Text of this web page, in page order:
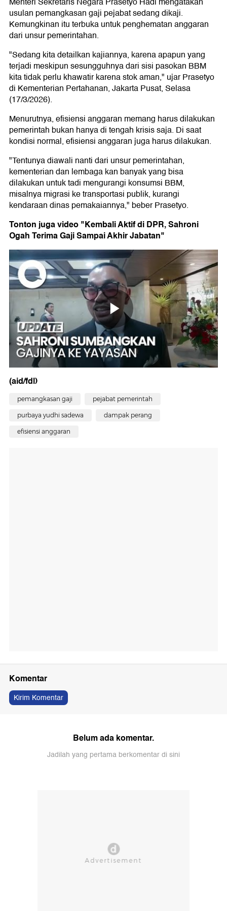
usulan pemangkasan gaji pejabat sedang dikaji.
Kemungkinan itu terbuka untuk penghematan anggaran
dari unsur pemerintahan.
"Sedang kita detailkan kajiannya, karena apapun yang
terjadi meskipun sesungguhnya dari sisi pasokan BBM
kita tidak perlu khawatir karena stok aman," ujar Prasetyo
di Kementerian Pertahanan, Jakarta Pusat, Selasa
(17/3/2026).
Menurutnya, efisiensi anggaran memang harus dilakukan
pemerintah bukan hanya di tengah krisis saja. Di saat
kondisi normal, efisiensi anggaran juga harus dilakukan.
"Tentunya diawali nanti dari unsur pemerintahan,
kementerian dan lembaga kan banyak yang bisa
dilakukan untuk tadi mengurangi konsumsi BBM,
misalnya migrasi ke transportasi publik, kurangi
kendaraan dinas pemakaiannya," beber Prasetyo.
Tonton juga video "Kembali Aktif di DPR, Sahroni
Ogah Terima Gaji Sampai Akhir Jabatan"
(aid/fdl)
pemangkasan gaji pejabat pemerintah
purbaya yudhi sadewa dampak perang
efisiensi anggaran
Komentar
Kirim Komentar
Belum ada komentar.
Jadilah yang pertama berkomentar di sini